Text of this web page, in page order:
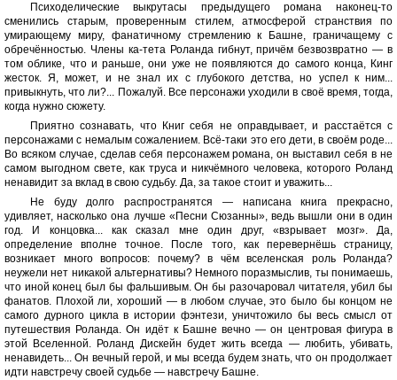
Психоделические выкрутасы предыдущего романа наконец-то
сменились старым, проверенным стилем, атмосферой странствия по
умирающему миру, фанатичному стремлению к Башне, граничащему с
обречённостью. Члены ка-тета Роланда гибнут, причём безвозвратно — в
том облике, что и раньше, они уже не появляются до самого конца, Кинг
жесток. Я, может, и не знал их с глубокого детства, но успел к ним...
привыкнуть, что ли?... Пожалуй. Все персонажи уходили в своё время, тогда,
когда нужно сюжету.
Приятно сознавать, что Книг себя не оправдывает, и расстаётся с
персонажами с немалым сожалением. Всё-таки это его дети, в своём роде...
Во всяком случае, сделав себя персонажем романа, он выставил себя в не
самом выгодном свете, как труса и никчёмного человека, которого Роланд
ненавидит за вклад в свою судьбу. Да, за такое стоит и уважить...
Не буду долго распространятся — написана книга прекрасно,
удивляет, насколько она лучше «Песни Сюзанны», ведь вышли они в один
год. И концовка... как сказал мне один друг, «взрывает мозг». Да,
определение вполне точное. После того, как перевернёшь страницу,
возникает много вопросов: почему? в чём вселенская роль Роланда?
неужели нет никакой альтернативы? Немного поразмыслив, ты понимаешь,
что иной конец был бы фальшивым. Он бы разочаровал читателя, убил бы
фанатов. Плохой ли, хороший — в любом случае, это было бы концом не
самого дурного цикла в истории фэнтези, уничтожило бы весь смысл от
путешествия Роланда. Он идёт к Башне вечно — он центровая фигура в
этой Вселенной. Роланд Дискейн будет жить всегда — любить, убивать,
ненавидеть... Он вечный герой, и мы всегда будем знать, что он продолжает
идти навстречу своей судьбе — навстречу Башне.